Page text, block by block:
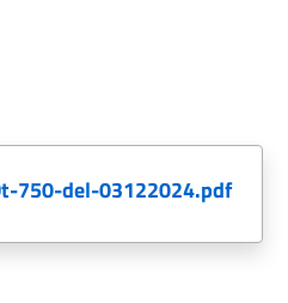
dt-750-del-03122024.pdf